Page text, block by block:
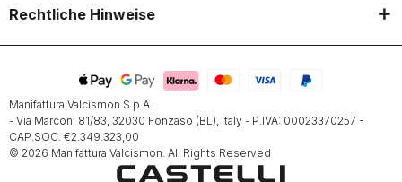
Rechtliche Hinweise
Manifattura Valcismon S.p.A.
- Via Marconi 81/83, 32030 Fonzaso (BL), Italy - P.IVA: 00023370257 -
CAP.SOC. €2.349.323,00
© 2026 Manifattura Valcismon. All Rights Reserved